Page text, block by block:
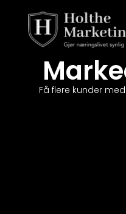
Få flere kunder